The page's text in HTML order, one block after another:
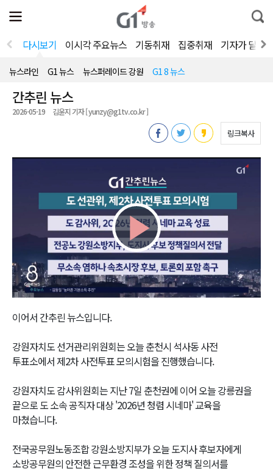
전
체
뉴
열
통
합
색
다시보기 이시각 주요뉴스 기동취재 집중취재 기자가 달려
뉴스라인 G1 뉴스 뉴스퍼레이드 강원 G1 8 뉴스
간추린 뉴스
2026-05-19 김윤지 기자 [ yunzy@g1tv.co.kr ]
링크복사
Play
Video
이어서 간추린 뉴스입니다.
강원자치도 선거관리위원회는 오늘 춘천시 석사동 사전
투표소에서 제2차 사전투표 모의시험을 진행했습니다.
강원자치도 감사위원회는 지난 7일 춘천권에 이어 오늘 강릉권을
끝으로 도 소속 공직자 대상 '2026년 청렴 시네마' 교육을
마쳤습니다.
전국공무원노동조합 강원소방지부가 오늘 도지사 후보자에게
소방공무원의 안전한 근무환경 조성을 위한 정책 질의서를